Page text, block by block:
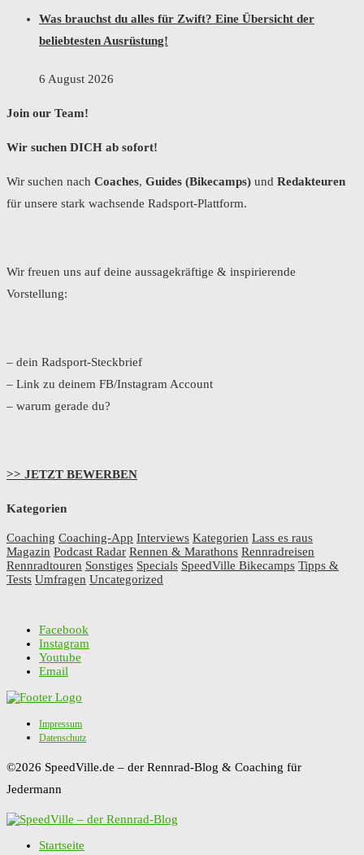
Was brauchst du alles für Zwift? Eine Übersicht der
beliebtesten Ausrüstung!
6 August 2026
Join our Team!
Wir suchen DICH ab sofort!
Wir suchen nach Coaches, Guides (Bikecamps) und Redakteuren
für unsere stark wachsende Radsport-Plattform.
Wir freuen uns auf deine aussagekräftige & inspirierende
Vorstellung:
– dein Radsport-Steckbrief
– Link zu deinem FB/Instagram Account
– warum gerade du?
>> JETZT BEWERBEN
Kategorien
Coaching Coaching-App Interviews Kategorien Lass es raus
Magazin Podcast Radar Rennen & Marathons Rennradreisen
Rennradtouren Sonstiges Specials SpeedVille Bikecamps Tipps &
Tests Umfragen Uncategorized
Facebook
Instagram
Youtube
Email
Impressum
Datenschutz
©2026 SpeedVille.de – der Rennrad-Blog & Coaching für
Jedermann
Startseite